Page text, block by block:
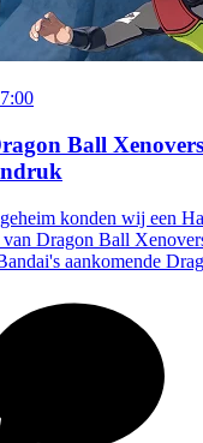
Ball
konden wij een
van Dragon Ball
aankomende